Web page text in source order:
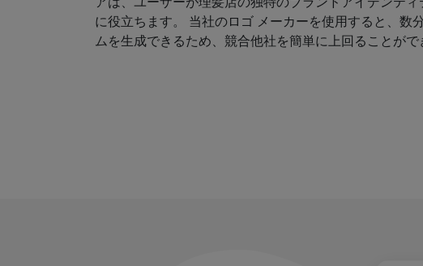
に役立ちます。 当社のロゴ メーカーを使用すると、数
ムを生成できるため、競合他社を簡単に上回ることがで